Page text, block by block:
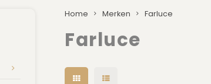
Home Merken Farluce
Farluce